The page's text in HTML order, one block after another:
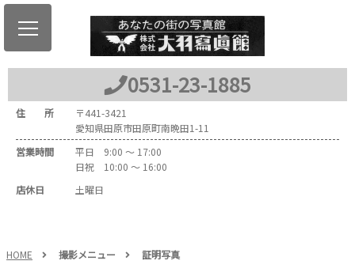
0531-23-1885
住 所
〒441-3421
愛知県田原市田原町南晩田1-11
営業時間
平日 9:00 ～ 17:00
日祝 10:00 ～ 16:00
店休日
土曜日
HOME 撮影メニュー 証明写真